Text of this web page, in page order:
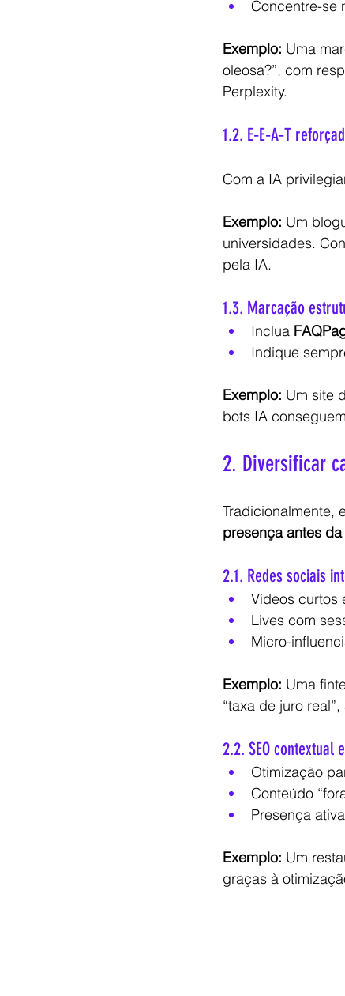
Concentre-se
Exemplo: Uma
oleosa?”, com
Perplexity.
1.2. E‑E‑A‑T
Com a IA
Exemplo: Um
universidades.
pela IA.
1.3. Marcação
Inclua
Indique
Exemplo: Um site
bots IA
2. Diversificar
Tradicionalmente,
presença antes
2.1. Redes sociais
Vídeos curtos
Lives com
Micro-
Exemplo: Uma
“taxa de juro
2.2. SEO contextual
Otimização
Conteúdo
Presença
Exemplo: Um
graças à